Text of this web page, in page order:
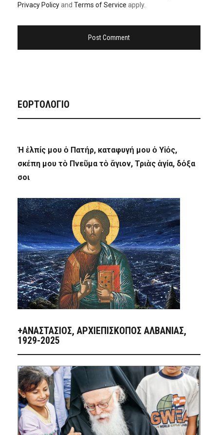
Privacy Policyand Terms of Service apply.
ΕΟΡΤΟΛΟΓΙΟ
Ἡ ἐλπίς μου ὁ Πατήρ, καταφυγή μου ὁ Υἱός,
σκέπη μου τὸ Πνεῦμα τὸ ἅγιον, Τριὰς ἁγία, δόξα
σοι
+ΑΝΑΣΤΆΣΙΟΣ, ΑΡΧΙΕΠΊΣΚΟΠΟΣ ΑΛΒΑΝΊΑΣ,
1929-2025